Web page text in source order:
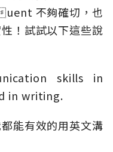
uent 不夠確切，也
！試試以下這些說
skills in
in writing.
能有效的用英文溝